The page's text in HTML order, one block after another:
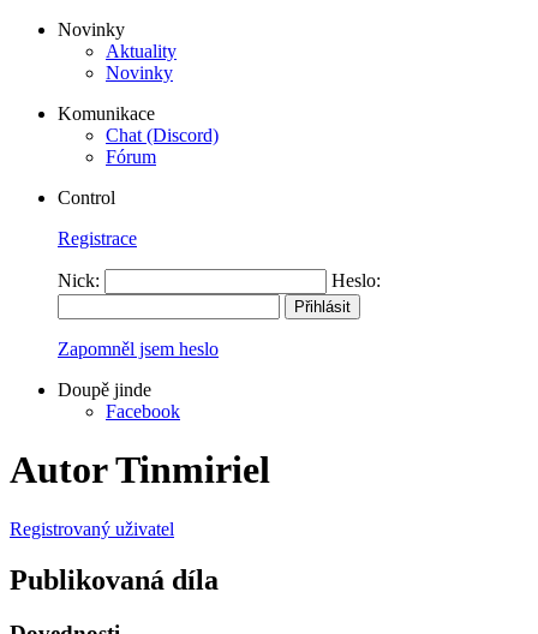
Novinky
Aktuality
Novinky
Komunikace
Chat (Discord)
Fórum
Control
Registrace
Nick: Heslo:
Zapomněl jsem heslo
Doupě jinde
Facebook
Autor Tinmiriel
Registrovaný uživatel
Publikovaná díla